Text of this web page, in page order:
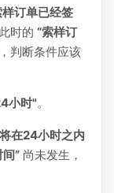
样订单已经签
时的 “索样订
判断条件应该
小时"。
在24小时之内
” 尚未发生，